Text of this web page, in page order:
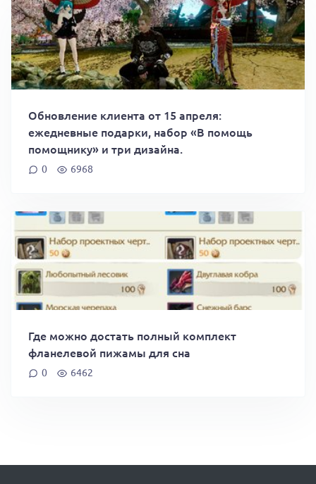
Обновление клиента от 15 апреля:
ежедневные подарки, набор «В помощь
помощнику» и три дизайна.
0 6968
Где можно достать полный комплект
фланелевой пижамы для сна
0 6462